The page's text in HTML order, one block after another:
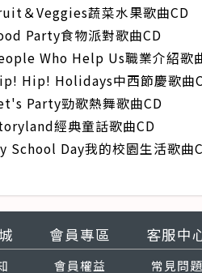
＆Veggies蔬菜水果歌曲CD
Party食物派對歌曲CD
Who Help Us職業介紹歌
Hip! Holidays中西節慶歌曲
Party勁歌熱舞歌曲CD
經典童話歌曲CD
School Day我的校園生活歌曲
會員專區
會員權益
客服中
常見問題